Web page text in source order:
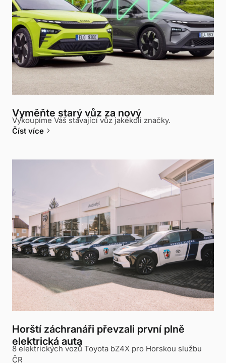
Vyměňte starý vůz za nový
Vykoupíme Váš stávající vůz jakékoli značky.
Číst více keyboard_arrow_right
Horští záchranáři převzali první plně
elektrická auta
8 elektrických vozů Toyota bZ4X pro Horskou službu
ČR